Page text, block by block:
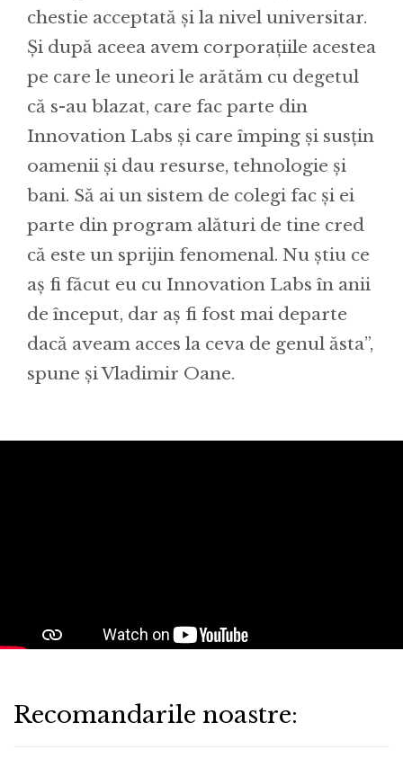
chestie acceptată și la nivel universitar.
Și după aceea avem corporațiile acestea
pe care le uneori le arătăm cu degetul
că s-au blazat, care fac parte din
Innovation Labs și care împing și susțin
oamenii și dau resurse, tehnologie și
bani. Să ai un sistem de colegi fac și ei
parte din program alături de tine cred
că este un sprijin fenomenal. Nu știu ce
aș fi făcut eu cu Innovation Labs în anii
de început, dar aș fi fost mai departe
dacă aveam acces la ceva de genul ăsta”,
spune și Vladimir Oane.
Recomandarile noastre: